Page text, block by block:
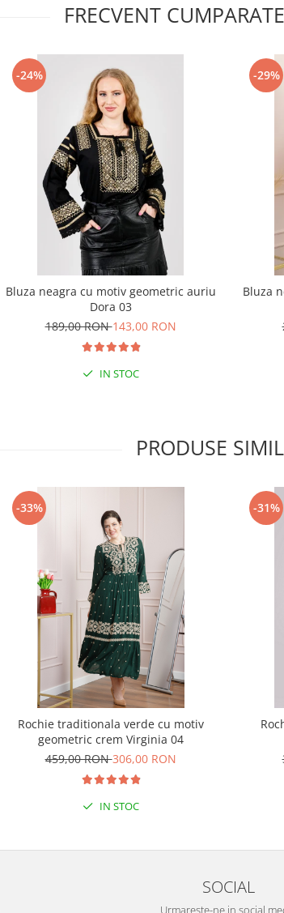
FRECVENT
-24%
Bluza neagra cu motiv geometric auriu
Dora 03
189,00 RON143,00 RON
IN STOC
-29%
Bluza
PRODUSE
-33%
Rochie traditionala verde cu motiv
geometric crem Virginia 04
459,00 RON306,00 RON
IN STOC
-31%
SOCIAL
Urmareste-ne in social